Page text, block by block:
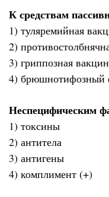
К средствам
1) туляремийная
2)
3) гриппозная
4) брюшнотифозный
Неспецифическим
1) токсины
2) антитела
3) антигены
4) комплимент (+)